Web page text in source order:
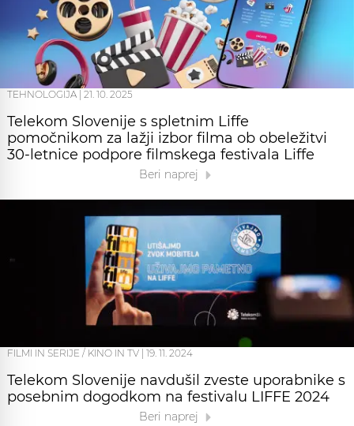
TEHNOLOGIJA 21. 10. 2025
Telekom Slovenije s spletnim Liffe
pomočnikom za lažji izbor filma ob obeležitvi
30-letnice podpore filmskega festivala Liffe
Beri naprej
FILMI IN SERIJE / KINO IN TV 19. 11. 2024
Telekom Slovenije navdušil zveste uporabnike s
posebnim dogodkom na festivalu LIFFE 2024
Beri naprej